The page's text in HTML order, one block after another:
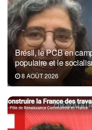
Brésil, le PCB en
populaire et le
8 AOÛT 2026